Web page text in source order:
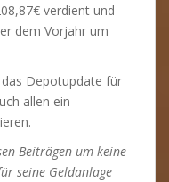
verdient und
dem Vorjahr um
Depotupdate für
allen ein
Beiträgen um keine
seine Geldanlage